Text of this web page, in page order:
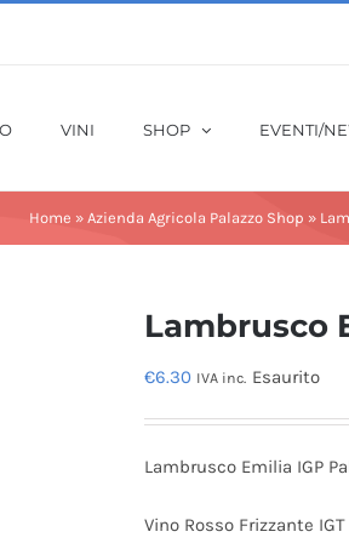
VINI SHOP EVENTI/
Home » Azienda Agricola Palazzo Shop »
Lambrusco
€6.30 IVA inc. Esaurito
Lambrusco Emilia IGP
Vino Rosso Frizzante IGT